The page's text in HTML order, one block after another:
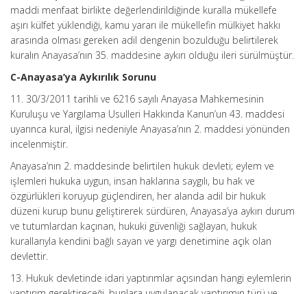
maddi menfaat birlikte değerlendirildiğinde kuralla mükellefe
aşırı külfet yüklendiği, kamu yararı ile mükellefin mülkiyet hakkı
arasında olması gereken adil dengenin bozulduğu belirtilerek
kuralın Anayasa’nın 35. maddesine aykırı olduğu ileri sürülmüştür.
C-Anayasa’ya Aykırılık Sorunu
11. 30/3/2011 tarihli ve 6216 sayılı Anayasa Mahkemesinin
Kuruluşu ve Yargılama Usulleri Hakkında Kanun’un 43. maddesi
uyarınca kural, ilgisi nedeniyle Anayasa’nın 2. maddesi yönünden
incelenmiştir.
Anayasa’nın 2. maddesinde belirtilen hukuk devleti; eylem ve
işlemleri hukuka uygun, insan haklarına saygılı, bu hak ve
özgürlükleri koruyup güçlendiren, her alanda adil bir hukuk
düzeni kurup bunu geliştirerek sürdüren, Anayasa’ya aykırı durum
ve tutumlardan kaçınan, hukuki güvenliği sağlayan, hukuk
kurallarıyla kendini bağlı sayan ve yargı denetimine açık olan
devlettir.
13. Hukuk devletinde idari yaptırımlar açısından hangi eylemlerin